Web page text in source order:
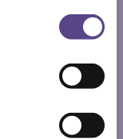
laskettu talon
on
jossa se